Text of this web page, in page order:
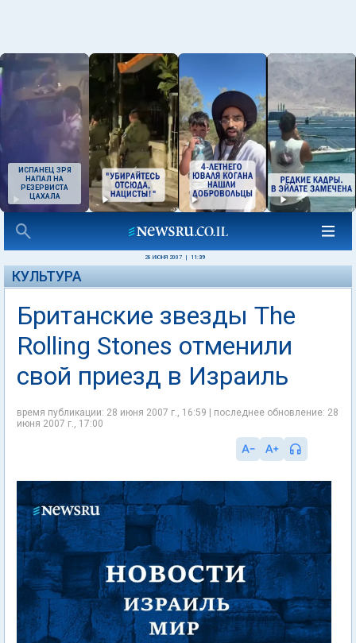
ИСПАНЕЦ ЗРЯ
НАПАЛ НА
РЕЗЕРВИСТА
ЦАХАЛА
28 ИЮНЯ 2007 11:39
КУЛЬТУРА
Британские звезды The
Rolling Stones отменили
свой приезд в Израиль
время публикации: 28 июня 2007 г., 16:59 | последнее обновление: 28
июня 2007 г., 17:00